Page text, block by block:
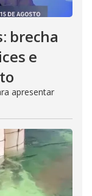
brecha
e
apresentar